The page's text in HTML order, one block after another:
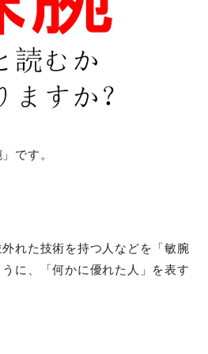
です。
外れた技術を持つ人などを「敏腕
うに、「何かに優れた人」を表す